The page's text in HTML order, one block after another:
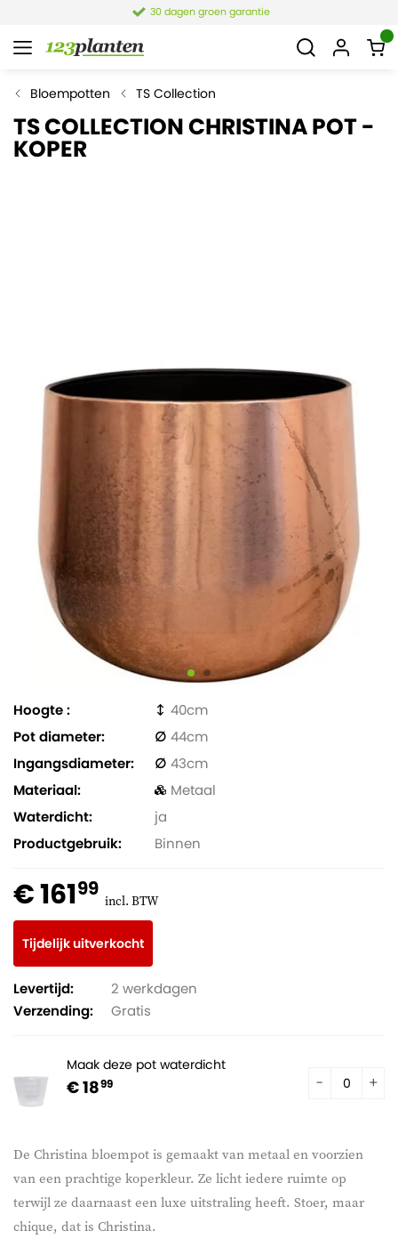
30 dagen groen garantie
Bloempotten TS Collection
TS COLLECTION CHRISTINA POT -
KOPER
De Christina bloempot is gemaakt van metaal en voorzien
van een prachtige koperkleur. Ze licht iedere ruimte op
terwijl ze daarnaast een luxe uitstraling heeft. Stoer, maar
chique, dat is Christina.
Hoogte
40
Pot diameter
44
Ingangsdiameter
43
Materiaal
Metaal
Waterdicht
ja
Productgebruik
Binnen
€ 16199 incl. BTW
Tijdelijk uitverkocht
Levertijd:
2 werkdagen
Verzending:
Gratis
Maak deze pot waterdicht
€ 1899